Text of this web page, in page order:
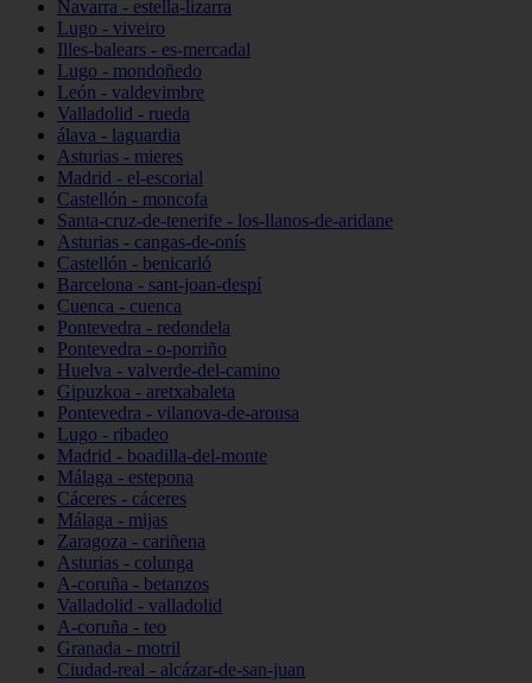
Navarra - estella-lizarra
Lugo - viveiro
Illes-balears - es-mercadal
Lugo - mondoñedo
León - valdevimbre
Valladolid - rueda
álava - laguardia
Asturias - mieres
Madrid - el-escorial
Castellón - moncofa
Santa-cruz-de-tenerife - los-llanos-de-aridane
Asturias - cangas-de-onís
Castellón - benicarló
Barcelona - sant-joan-despí
Cuenca - cuenca
Pontevedra - redondela
Pontevedra - o-porriño
Huelva - valverde-del-camino
Gipuzkoa - aretxabaleta
Pontevedra - vilanova-de-arousa
Lugo - ribadeo
Madrid - boadilla-del-monte
Málaga - estepona
Cáceres - cáceres
Málaga - mijas
Zaragoza - cariñena
Asturias - colunga
A-coruña - betanzos
Valladolid - valladolid
A-coruña - teo
Granada - motril
Ciudad-real - alcázar-de-san-juan